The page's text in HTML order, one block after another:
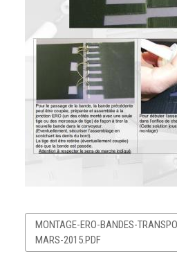
Document
MONTAGE-ERO-BANDES-
MARS-2015.PDF